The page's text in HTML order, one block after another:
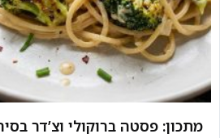
מתכון: פסטה ברוקולי וצ’דר